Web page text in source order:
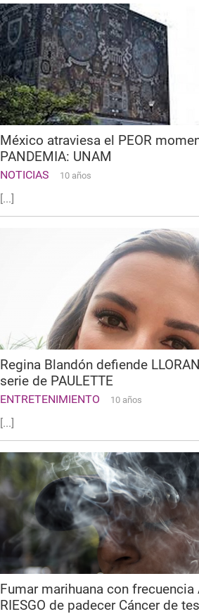
México atraviesa el PEOR
PANDEMIA: UNAM
NOTICIAS 10 años
[...]
Regina Blandón defiende
serie de PAULETTE
ENTRETENIMIENTO 10 años
[...]
Fumar marihuana con frecuencia
RIESGO de padecer Cáncer de